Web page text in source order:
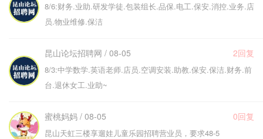
8/6:财务.业助.研发学徒.包装组长.品保.电工.保安.消控.业务.店
员.物业维修.保洁
昆山论坛招聘网 / 08-05 2回复
8/3:中学数学.英语老师.店员.空调安装.助教.保安.保洁.财务.前
台.退休女工.业助~
蜜桃妈妈 / 08-05 0回复
昆山天虹三楼享遛娃儿童乐园招聘营业员，要求48-5